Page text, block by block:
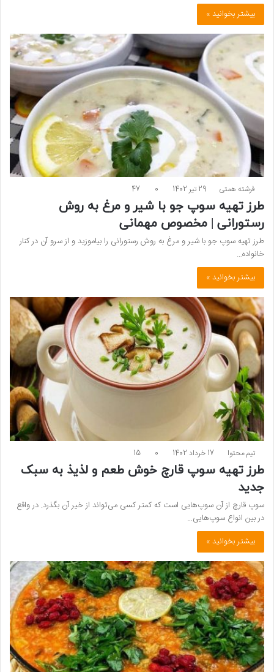
بیشتر بخوانید »
فرشته همتی 29 تیر 1402 0
47
طرز تهیه سوپ جو با شیر و مرغ به روش
رستورانی | مخصوص مهمانی
طرز تهیه سوپ جو با شیر و مرغ به روش رستورانی را بیاموزید و از سرو آن در کنار
خانواده…
بیشتر بخوانید »
تیم محتوا 17 خرداد 1402 0
15
طرز تهیه سوپ قارچ خوش طعم و لذیذ به سبک
جدید
سوپ قارچ از آن سوپ‌هایی است که کمتر کسی می‌تواند از خیر آن بگذرد. در واقع
در بین انواع سوپ‌هایی…
بیشتر بخوانید »